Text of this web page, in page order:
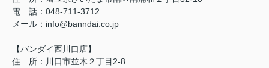
電 話：048-711-3712
メール：info@banndai.co.jp
【バンダイ西川口店】
住 所：川口市並木２丁目2-8